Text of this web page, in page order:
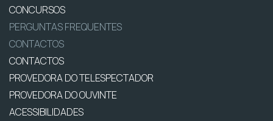
CONCURSOS
PERGUNTAS FREQUENTES
CONTACTOS
CONTACTOS
PROVEDORA DO TELESPECTADOR
PROVEDORA DO OUVINTE
ACESSIBILIDADES